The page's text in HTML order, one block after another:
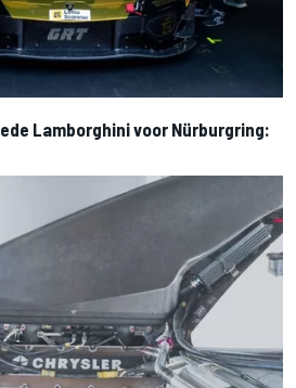
Lamborghini voor Nürburgring: